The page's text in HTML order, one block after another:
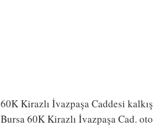
60K Kirazlı İvazpaşa Caddesi
Bursa 60K Kirazlı İvazpaşa Cad.